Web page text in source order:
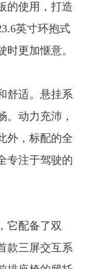
的使用，打造
英寸环抱式
更加惬意。
舒适。悬挂系
。动力充沛，
外，标配的全
专注于驾驶的
它配备了双
款三屏交互系